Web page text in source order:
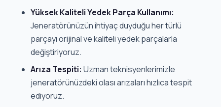
Yüksek Kaliteli Yedek Parça Kullanımı:
Jeneratörünüzün ihtiyaç duyduğu her türlü
parçayı orijinal ve kaliteli yedek parçalarla
değiştiriyoruz.
Arıza Tespiti: Uzman teknisyenlerimizle
jeneratörünüzdeki olası arızaları hızlıca tespit
ediyoruz.